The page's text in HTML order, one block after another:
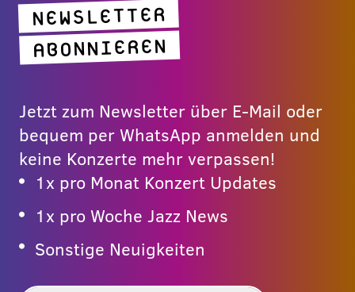
NEWSLETTER
ABONNIEREN
Jetzt zum Newsletter über E-Mail oder
bequem per WhatsApp anmelden und
keine Konzerte mehr verpassen!
1x pro Monat Konzert Updates
1x pro Woche Jazz News
Sonstige Neuigkeiten